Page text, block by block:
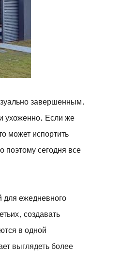
завершенным.
ухоженно. Если же
может испортить
сегодня все
для ежедневного
создавать
в одной
выглядеть более